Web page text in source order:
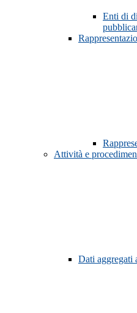
Enti di
Attività e
Dati aggregati